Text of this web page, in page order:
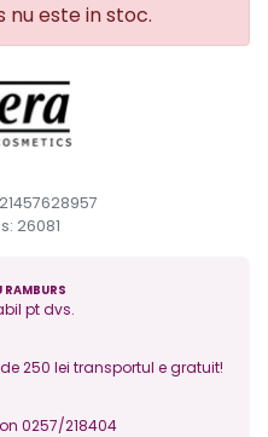
este in stoc.
26081
RAMBURS
pt dvs.
250 lei transportul e gratuit!
0257/218404